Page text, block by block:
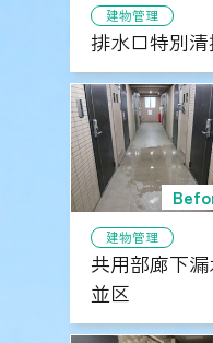
建物管理
排水口特別
建物管理
共用部廊下
並区